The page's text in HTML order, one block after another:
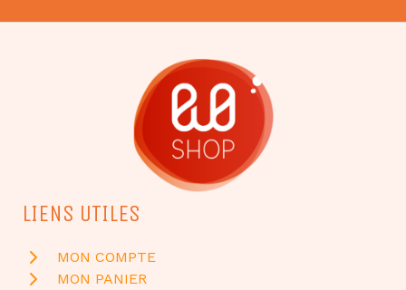
LIENS UTILES
MON COMPTE
MON PANIER